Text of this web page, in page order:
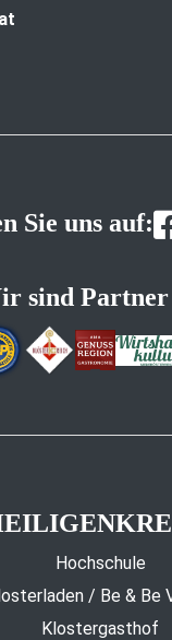
Sie uns auf:
sind Partner
Hochschule
/ Be & Be
Klostergasthof